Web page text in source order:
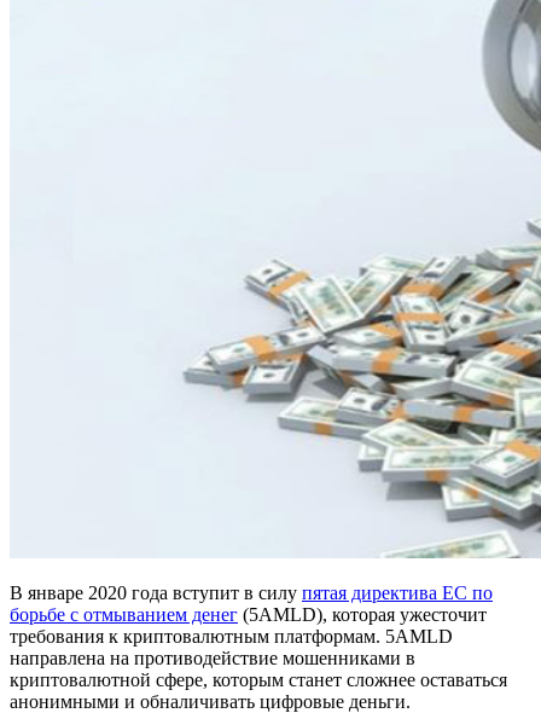
В январе 2020 года вступит в силу пятая директива ЕС по
борьбе с отмыванием денег (5AMLD), которая ужесточит
требования к криптовалютным платформам. 5AMLD
направлена на противодействие мошенниками в
криптовалютной сфере, которым станет сложнее оставаться
анонимными и обналичивать цифровые деньги.